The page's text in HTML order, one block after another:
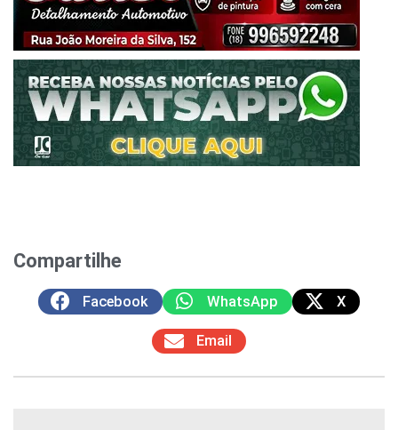
Compartilhe
Facebook WhatsApp X
Email